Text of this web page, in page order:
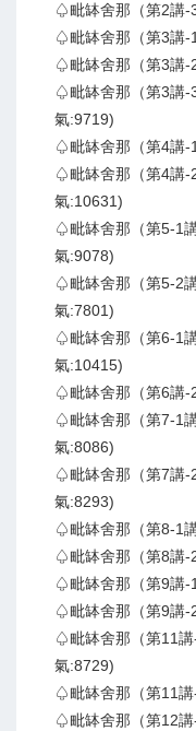
♤毗缽舍那（第2講-
♤毗缽舍那（第3講-
♤毗缽舍那（第3講-
♤毗缽舍那（第3講-
氣:9719)
♤毗缽舍那（第4講-
♤毗缽舍那（第4講-
氣:10631)
♤毗缽舍那（第5-1
氣:9078)
♤毗缽舍那（第5-2
氣:7801)
♤毗缽舍那（第6-1
氣:10415)
♤毗缽舍那（第6講-
♤毗缽舍那（第7-1
氣:8086)
♤毗缽舍那（第7講-
氣:8293)
♤毗缽舍那（第8-1
♤毗缽舍那（第8講-
♤毗缽舍那（第9講-
♤毗缽舍那（第9講-
♤毗缽舍那（第11
氣:8729)
♤毗缽舍那（第11講
♤毗缽舍那（第12講